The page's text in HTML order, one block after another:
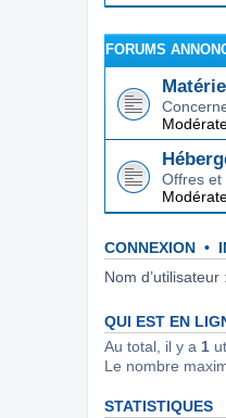
FORUMS
Offres
CONNEXION •
Nom d’utilisateur :
QUI EST EN
Au total, il y a 1
Le nombre
STATISTIQUES